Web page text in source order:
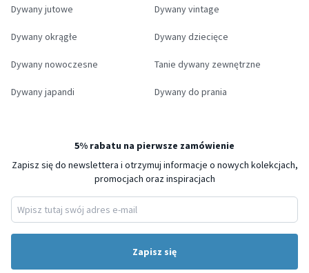
Dywany jutowe Dywany vintage
Dywany okrągłe Dywany dziecięce
Dywany nowoczesne Tanie dywany zewnętrzne
Dywany japandi Dywany do prania
5% rabatu na pierwsze zamówienie
Zapisz się do newslettera i otrzymuj informacje o nowych kolekcjach,
promocjach oraz inspiracjach
Zapisz się